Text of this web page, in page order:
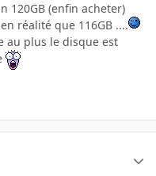
120GB (enfin acheter)
réalité que 116GB ....
au plus le disque est